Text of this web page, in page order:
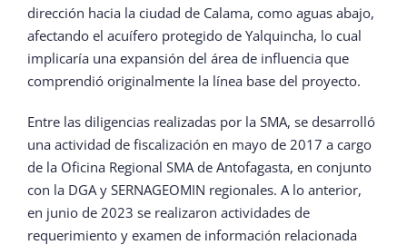
dirección hacia la ciudad de Calama, como aguas abajo,
afectando el acuífero protegido de Yalquincha, lo cual
implicaría una expansión del área de influencia que
comprendió originalmente la línea base del proyecto.
Entre las diligencias realizadas por la SMA, se desarrolló
una actividad de fiscalización en mayo de 2017 a cargo
de la Oficina Regional SMA de Antofagasta, en conjunto
con la DGA y SERNAGEOMIN regionales. A lo anterior,
en junio de 2023 se realizaron actividades de
requerimiento y examen de información relacionada